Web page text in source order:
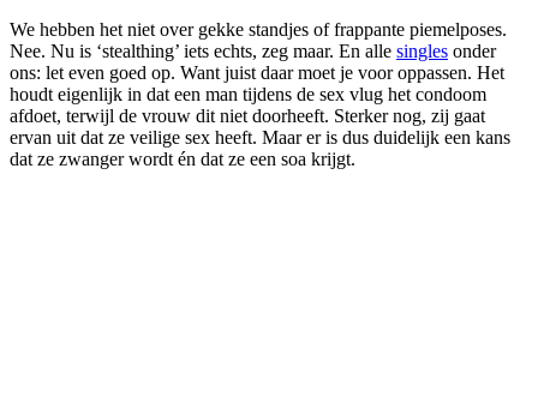
We hebben het niet over gekke standjes of frappante piemelposes.
Nee. Nu is ‘stealthing’ iets echts, zeg maar. En alle singles onder
ons: let even goed op. Want juist daar moet je voor oppassen. Het
houdt eigenlijk in dat een man tijdens de sex vlug het condoom
afdoet, terwijl de vrouw dit niet doorheeft. Sterker nog, zij gaat
ervan uit dat ze veilige sex heeft. Maar er is dus duidelijk een kans
dat ze zwanger wordt én dat ze een soa krijgt.